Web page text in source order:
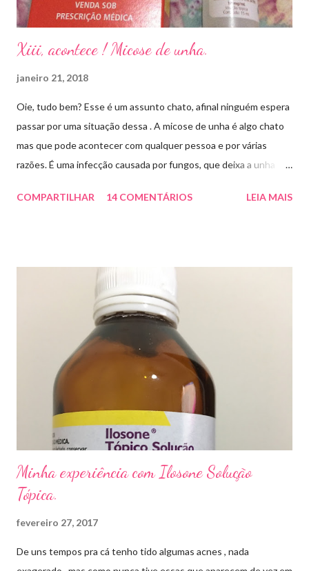
Xiii, acontece ! Micose de unha.
janeiro 21, 2018
Oie, tudo bem? Esse é um assunto chato, afinal ninguém espera
passar por uma situação dessa . A micose de unha é algo chato
mas que pode acontecer com qualquer pessoa e por várias
razões. É uma infecção causada por fungos, que deixa a unha
descolar da pele. As causas mais comuns dessas micoses é por
micose de unha é feito com esmaltes antifúngicos ou remédios
orais ,ou para aplicação local receitados pelo dermatologista. O
tempo para tratamento pode variar de 06 meses a um ano. Para
quem prefere tratamentos caseiros , pode aplicar óleo de cravo
duas vezes ao dia. Eu já passei por isso, pelo uso de muito
sapato fechado e apertado . E utilizei o Ciclopirox olamina que é
um agente antifúngico sintético para tratamento dermatológico
COMPARTILHAR 14 COMENTÁRIOS LEIA MAIS
Minha experiência com Ilosone Solução
Tópica.
fevereiro 27, 2017
De uns tempos pra cá tenho tido algumas acnes , nada